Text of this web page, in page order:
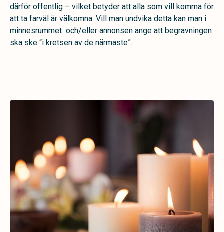
därför offentlig – vilket betyder att alla som vill komma för
att ta farväl är välkomna. Vill man undvika detta kan man i
minnesrummet och/eller annonsen ange att begravningen
ska ske “i kretsen av de närmaste”.